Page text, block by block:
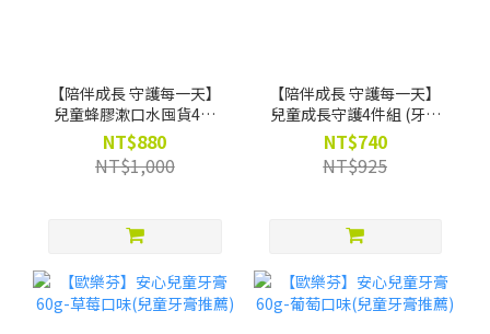
【陪伴成長 守護每一天】
兒童蜂膠漱口水囤貨4入
組-限時88折(買就贈漱口
水葡萄口味12ml*4)
NT$880
NT$1,000
【陪伴成長 守護每一天】
兒童成長守護4件組 (牙膏
+兒童噴劑 +漱口水
200ml*2) -限時88折(買就
贈Pato Pato EVA益智數字
NT$740
NT$925